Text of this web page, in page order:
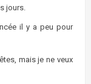
jours.
il y a peu pour
mais je ne veux